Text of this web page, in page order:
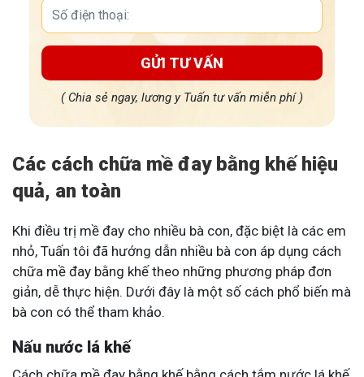
GỬI TƯ VẤN
( Chia sẻ ngay, lương y Tuấn tư vấn miễn phí )
Các cách chữa mề đay bằng khế hiệu
quả, an toàn
Khi điều trị mề đay cho nhiều bà con, đặc biệt là các em
nhỏ, Tuấn tôi đã hướng dẫn nhiều bà con áp dụng cách
chữa mề đay bằng khế theo những phương pháp đơn
giản, dễ thực hiện. Dưới đây là một số cách phổ biến mà
bà con có thể tham khảo.
Nấu nước lá khế